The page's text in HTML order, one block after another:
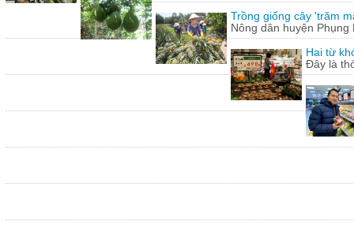
Trồng giống cây 'trăm
Nông dân huyện Phụng
Hai từ
Đây là